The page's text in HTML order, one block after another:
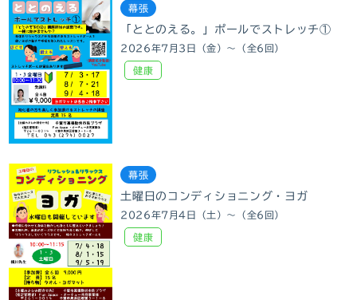
幕張
「ととのえる。」ポールでストレッチ①
2026年7月3日（金）～（全6回）
健康
幕張
土曜日のコンディショニング・ヨガ
2026年7月4日（土）～（全6回）
健康